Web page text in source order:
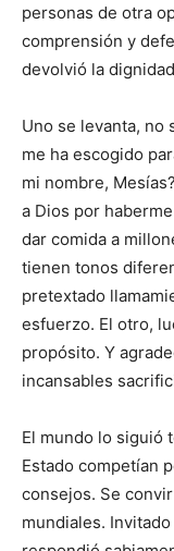
personas de otra
comprensión y
devolvió la
Uno se levanta, no
me ha escogido
mi nombre,
a Dios por
dar comida a
tienen tonos
pretextado
esfuerzo. El otro,
propósito. Y
incansables
El mundo lo siguió
Estado competían
consejos. Se
mundiales.